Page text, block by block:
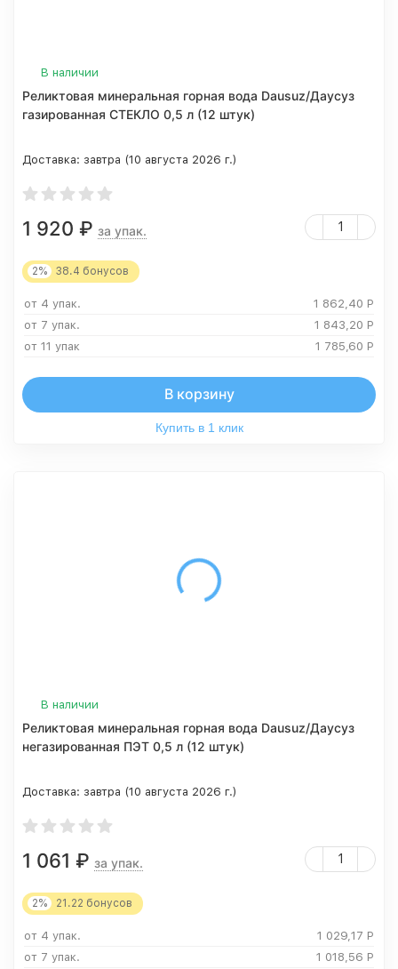
В наличии
Реликтовая минеральная горная вода Dausuz/Даусуз
газированная СТЕКЛО 0,5 л (12 штук)
Доставка: завтра (10 августа 2026 г.)
1 920 ₽ за упак.
2% 38.4 бонусов
от 4 упак. 1 862,40 Р
от 7 упак.
1 843,20 Р
от 11 упак
1 785,60 Р
В корзину
Купить в 1 клик
В наличии
Реликтовая минеральная горная вода Dausuz/Даусуз
негазированная ПЭТ 0,5 л (12 штук)
Доставка: завтра (10 августа 2026 г.)
1 061 ₽ за упак.
2% 21.22 бонусов
от 4 упак. 1 029,17 Р
от 7 упак.
1 018,56 Р